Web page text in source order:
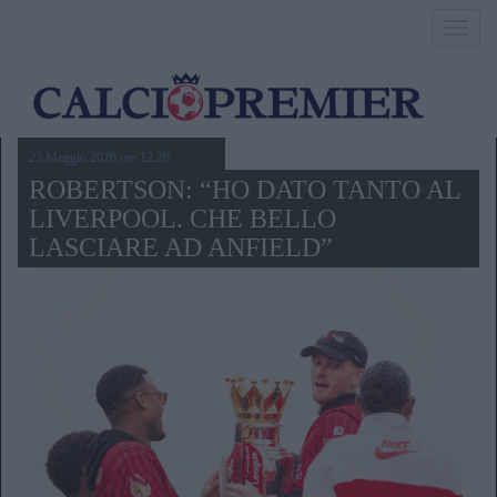
23 Maggio 2026,ore 12.20
ROBERTSON: “HO DATO TANTO AL
LIVERPOOL. CHE BELLO
LASCIARE AD ANFIELD”